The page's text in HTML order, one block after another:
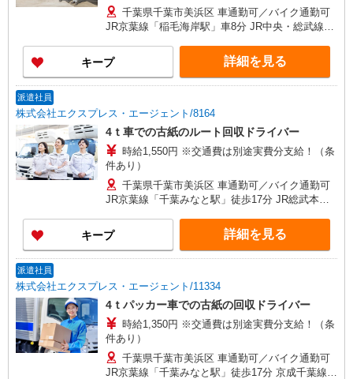
程）は、時給1,400円（日収15,900円〜）となりま
す。
千葉県千葉市美浜区 車通勤可／バイク通勤可
JR京葉線「稲毛海岸駅」車8分 JR中央・総武線
キープ 詳細を見る
派遣社員
株式会社エクスプレス・エージェント/8164
4ｔ車での古紙のルート回収ドライバー
時給1,550円 ※交通費は別途実費分支給！（条
件あり）
千葉県千葉市美浜区 車通勤可／バイク通勤可
JR京葉線「千葉みなと駅」徒歩17分 JR総武本線
キープ 詳細を見る
派遣社員
株式会社エクスプレス・エージェント/11334
4ｔパッカー車での古紙の回収ドライバー
時給1,350円 ※交通費は別途実費分支給！（条
件あり）
千葉県千葉市美浜区 車通勤可／バイク通勤可
JR京葉線「千葉みなと駅」徒歩17分 京成千葉線